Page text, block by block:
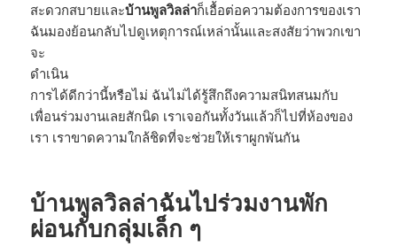
สะดวกสบายและบ้านพูลวิลล่าก็เอื้อต่อความต้องการของเรา
ฉันมองย้อนกลับไปดูเหตุการณ์เหล่านั้นและสงสัยว่าพวกเขา
จะ
ดำเนิน
การได้ดีกว่านี้หรือไม่ ฉันไม่ได้รู้สึกถึงความสนิทสนมกับ
เพื่อนร่วมงานเลยสักนิด เราเจอกันทั้งวันแล้วก็ไปที่ห้องของ
เรา เราขาดความใกล้ชิดที่จะช่วยให้เราผูกพันกัน
บ้านพูลวิลล่าฉันไปร่วมงานพัก
ผ่อนกับกลุ่มเล็ก ๆ